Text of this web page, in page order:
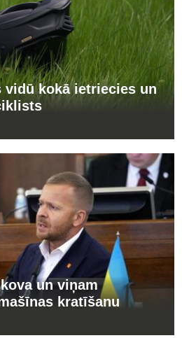
vidū kokā ietriecies un
un viņam
kratīšanu